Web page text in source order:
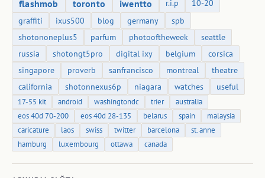
flashmob
toronto iwentto r.i.p
10-20
graffiti
ixus500 blog germany
spb
shotononeplus5
parfum photooftheweek
seattle
russia
shotongt5pro digital ixy belgium
corsica
singapore
proverb sanfrancisco montreal
theatre
california
shotonnexus6p niagara watches useful
17-55 kit android washingtondc trier
australia
eos 40d 70-200
eos 40d 28-135 belarus spain
malaysia
caricature
laos swiss twitter barcelona
st. anne
hamburg
luxembourg ottawa canada